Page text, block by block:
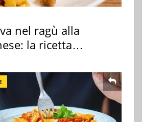
nel ragù alla
la ricetta